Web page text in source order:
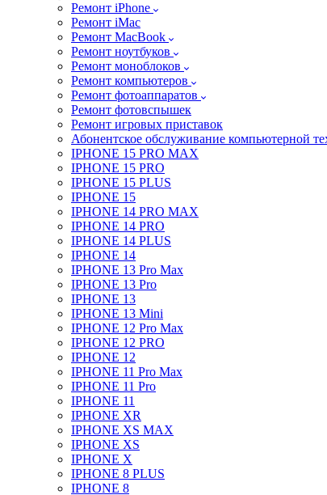
Ремонт iPhone
Ремонт iMac
Ремонт MacBook
Ремонт ноутбуков
Ремонт моноблоков
Ремонт компьютеров
Ремонт фотоаппаратов
Ремонт фотовспышек
Ремонт игровых приставок
Абонентское обслуживание компьютерной
IPHONE 15 PRO MAX
IPHONE 15 PRO
IPHONE 15 PLUS
IPHONE 15
IPHONE 14 PRO MAX
IPHONE 14 PRO
IPHONE 14 PLUS
IPHONE 14
IPHONE 13 Pro Max
IPHONE 13 Pro
IPHONE 13
IPHONE 13 Mini
IPHONE 12 Pro Max
IPHONE 12 PRO
IPHONE 12
IPHONE 11 Pro Max
IPHONE 11 Pro
IPHONE 11
IPHONE XR
IPHONE XS MAX
IPHONE XS
IPHONE X
IPHONE 8 PLUS
IPHONE 8